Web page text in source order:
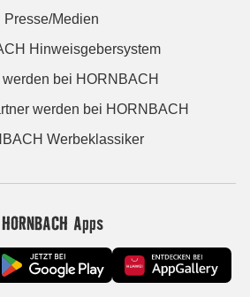
Presse/Medien
Hinweisgebersystem
werden bei HORNBACH
werden bei HORNBACH
Werbeklassiker
HORNBACH Apps